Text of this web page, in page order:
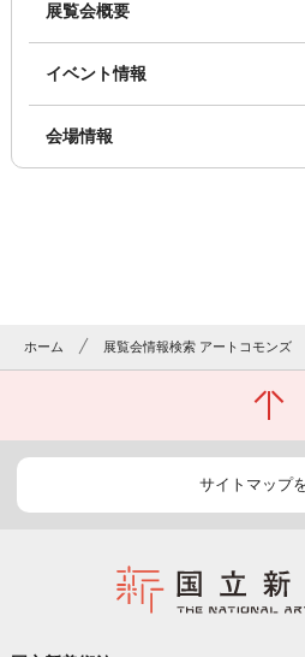
展覧会概要
イベント情報
会場情報
ホーム 展覧会情報検索 アートコモンズ
サイトマップ